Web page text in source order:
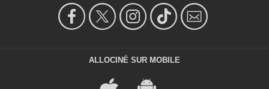
ALLOCINÉ SUR MOBILE